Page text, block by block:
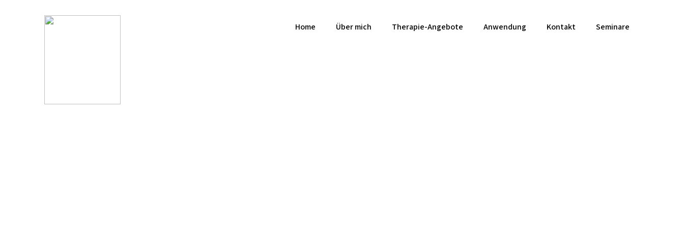
Home Über mich Therapie-Angebote Anwendung Kontakt Seminare